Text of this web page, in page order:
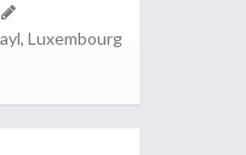
Luxembourg